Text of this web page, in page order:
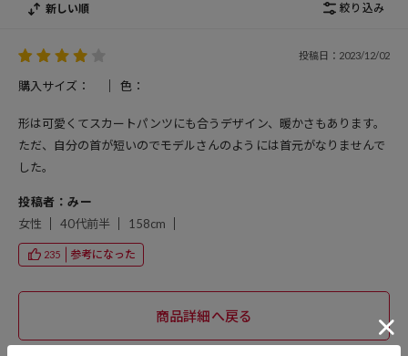
新しい順 絞り込み
投稿日：2023/12/02
購入サイズ： 色：
形は可愛くてスカートパンツにも合うデザイン、暖かさもあります。
ただ、自分の首が短いのでモデルさんのようには首元がなりませんで
した。
投稿者：みー
女性
40代前半 158cm
235 参考になった